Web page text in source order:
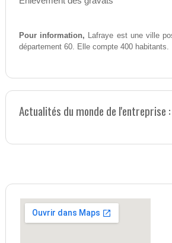
Pour information, Lafraye est une ville
département 60. Elle compte 400 habitants.
Actualités du monde de l'entreprise :